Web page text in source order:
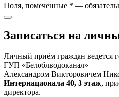
Поля, помеченные * —
Записаться на
Личный приём граждан ведется
ГУП «Белоблводоканал»
Александром Викторовичем
Интернационала 40, 3 этаж,
директора.